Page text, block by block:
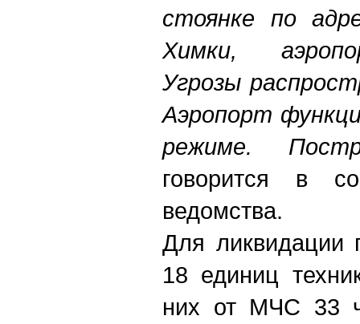
стоянке по
Химки,
Угрозы
Аэропорт
режиме.
говорится в
ведомства.
Для ликвидации
18 единиц
них от МЧС 33